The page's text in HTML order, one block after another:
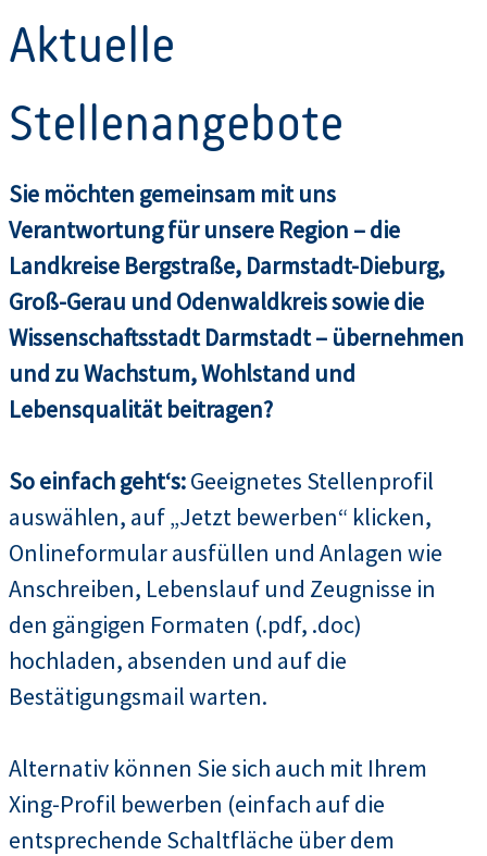
Aktuelle
Stellenangebote
Sie möchten gemeinsam mit uns
Verantwortung für unsere Region – die
Landkreise Bergstraße, Darmstadt-Dieburg,
Groß-Gerau und Odenwaldkreis sowie die
Wissenschaftsstadt Darmstadt – übernehmen
und zu Wachstum, Wohlstand und
Lebensqualität beitragen?
So einfach geht‘s:Geeignetes Stellenprofil
auswählen, auf „Jetzt bewerben“ klicken,
Onlineformular ausfüllen und Anlagen wie
Anschreiben, Lebenslauf und Zeugnisse in
den gängigen Formaten (.pdf, .doc)
hochladen, absenden und auf die
Bestätigungsmail warten.
Alternativ können Sie sich auch mit Ihrem
Xing-Profil bewerben (einfach auf die
entsprechende Schaltfläche über dem